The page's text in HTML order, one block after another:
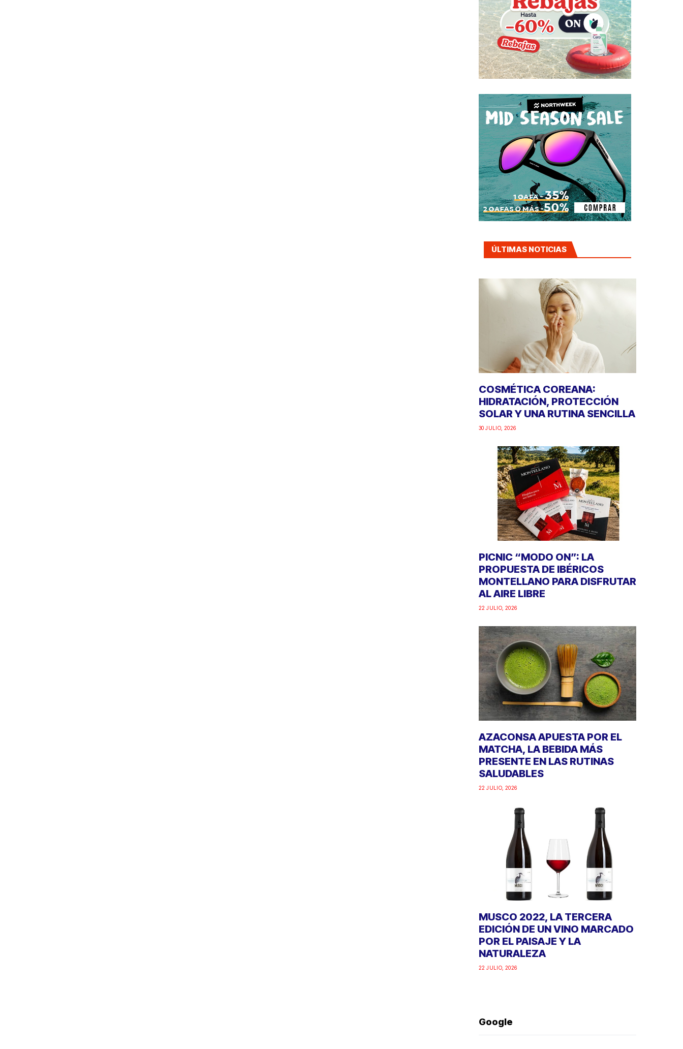
ÚLTIMAS NOTICIAS
COSMÉTICA COREANA:
HIDRATACIÓN, PROTECCIÓN
SOLAR Y UNA RUTINA SENCILLA
30 JULIO, 2026
PICNIC “MODO ON”: LA
PROPUESTA DE IBÉRICOS
MONTELLANO PARA DISFRUTAR
AL AIRE LIBRE
22 JULIO, 2026
AZACONSA APUESTA POR EL
MATCHA, LA BEBIDA MÁS
PRESENTE EN LAS RUTINAS
SALUDABLES
22 JULIO, 2026
MUSCO 2022, LA TERCERA
EDICIÓN DE UN VINO MARCADO
POR EL PAISAJE Y LA
NATURALEZA
22 JULIO, 2026
Google